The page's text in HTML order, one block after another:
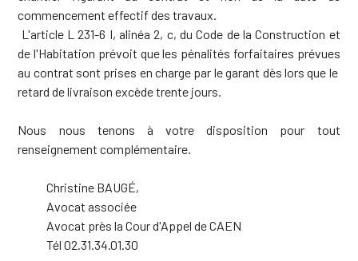
commencement effectif des travaux.
L'article L 231-6 I, alinéa 2, c, du Code de la Construction et
de l'Habitation prévoit que les pénalités forfaitaires prévues
au contrat sont prises en charge par le garant dès lors que le
retard de livraison excède trente jours.
Nous nous tenons à votre disposition pour tout
renseignement complémentaire.
Christine BAUGÉ,
Avocat associée
Avocat près la Cour d'Appel de CAEN
Tél 02.31.34.01.30